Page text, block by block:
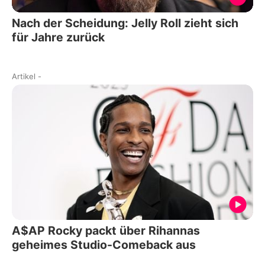
Nach der Scheidung: Jelly Roll zieht sich
für Jahre zurück
Artikel -
A$AP Rocky packt über Rihannas
geheimes Studio-Comeback aus